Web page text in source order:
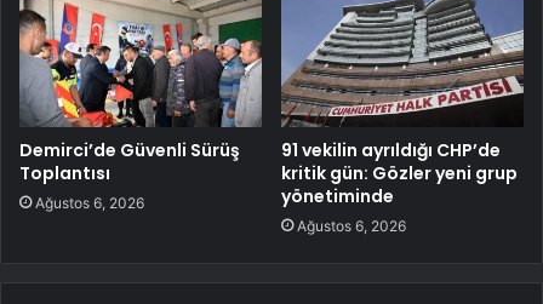
Demirci’de Güvenli Sürüş
Toplantısı
Ağustos 6, 2026
91 vekilin ayrıldığı CHP’de
kritik gün: Gözler yeni grup
yönetiminde
Ağustos 6, 2026